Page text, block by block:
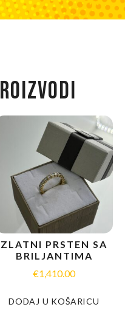
ZLATNI PRSTEN SA
BRILJANTIMA
€1,410.00
DODAJ U KOŠARICU